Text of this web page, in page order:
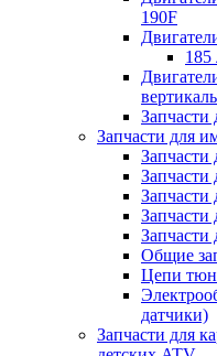
190F
185
Запчасти для
Запчасти
Запчасти
Запчасти
Запчасти
Запчасти
Общие
Цепи
датчики)
Запчасти для